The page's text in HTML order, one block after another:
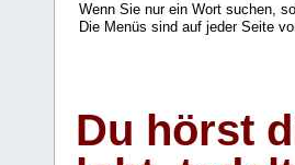
Wenn Sie nur ein Wort suchen,
Die Menüs sind auf jeder Seite
Du hörst